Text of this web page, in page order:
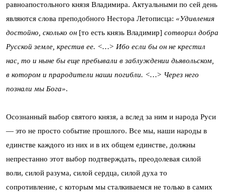
равноапостольного князя Владимира. Актуальными по сей день
являются слова преподобного Нестора Летописца: «Удивления
достойно, сколько он [то есть князь Владимир] сотворил добра
Русской земле, крестив ее. <…> Ибо если бы он не крестил
нас, то и ныне бы еще пребывали в заблуждении дьявольском,
в котором и прародители наши погибли. <…> Через него
познали мы Бога».
Осознанный выбор святого князя, а вслед за ним и народа Руси
— это не просто событие прошлого. Все мы, наши народы в
единстве каждого из них и в их общем единстве, должны
непрестанно этот выбор подтверждать, преодолевая силой
воли, силой разума, силой сердца, силой духа то
сопротивление, с которым мы сталкиваемся не только в самих